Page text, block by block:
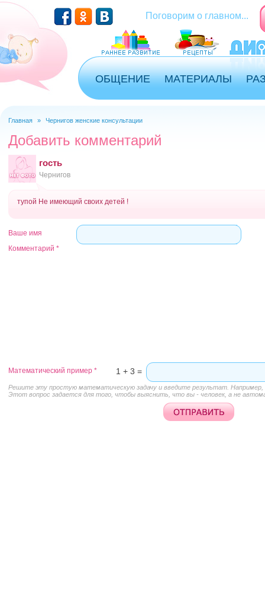
Перейти к основному содержанию
Поговорим о главном...
ОБЩЕНИЕ МАТЕРИАЛЫ
Главная » Чернигов женские консультации
Добавить комментарий
гость
Чернигов
тупой Не имеющий своих детей !
Ваше имя
Комментарий *
Этот вопрос задается для того, чтобы выяснить, что вы - человек, а не
Математический пример * 1 + 3 =
Решите эту простую математическую задачу и введите результат. Например,